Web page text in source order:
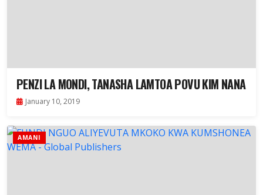
PENZI LA MONDI, TANASHA LAMTOA POVU KIM NANA
January 10, 2019
AMANI